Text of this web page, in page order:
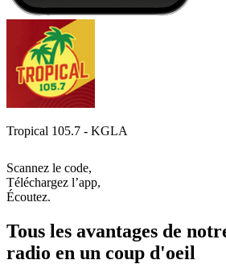
Tropical 105.7 - KGLA
Scannez le code,
Téléchargez l’app,
Écoutez.
Tous les avantages de
radio en un coup d'oeil